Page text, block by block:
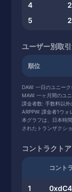
4
5
ユーザー別取
順位
DAW: 一日のユニー
MAW: 一ヶ月間のユ
課金者数: 手数料以
ARPPW: 課金者1ウ
本グラフは、日本時
されたトランザクシ
コントラクト
コント
1